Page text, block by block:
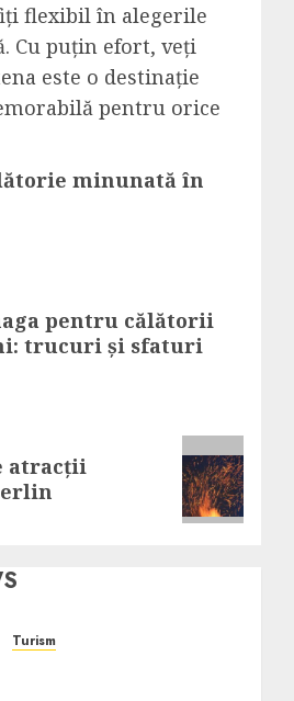
flexibil în alegerile
Cu puțin efort, veți
este o destinație
pentru orice
minunată în
pentru călătorii
trucuri și sfaturi
atracții
Turism